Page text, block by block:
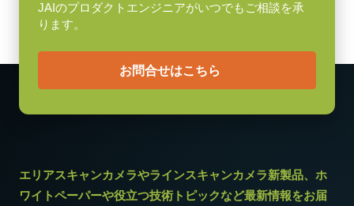
29 x 44 x 75 mm
消費電力
5.1 W
JAIのプロダクトエンジニアがいつでもご相談を承
ります。
お問合せはこちら
エリアスキャンカメラやラインスキャンカメラ新製品、ホ
ワイトペーパーや役立つ技術トピックなど最新情報をお届